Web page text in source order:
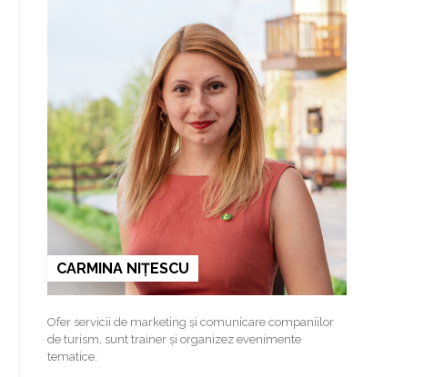
CARMINA NIȚESCU
Ofer servicii de marketing și comunicare companiilor
de turism, sunt trainer și organizez evenimente
tematice.